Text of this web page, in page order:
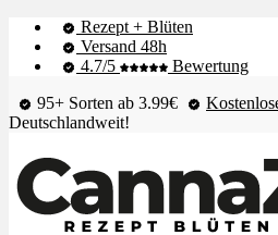
Rezept + Blüten
Versand 48h
4.7/5
Bewertung
95+ Sorten ab 3.99€
Deutschlandweit!